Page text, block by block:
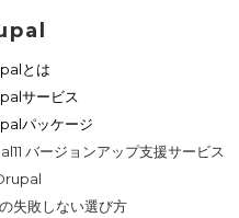
とは
サービス
パッケージ
バージョンアップ支援サービス
失敗しない選び方